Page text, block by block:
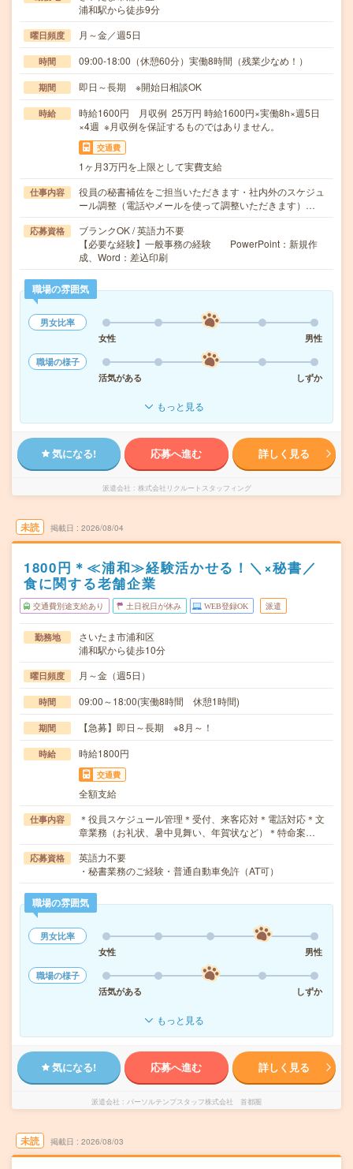
浦和駅から徒歩9分
曜日頻度 月～金／週5日
時間 09:00-18:00（休憩60分）実働8時間（残業少なめ！）
期間 即日～長期 ※開始日相談OK
時給
時給1600円 月収例 25万円 時給1600円×実働8h×週5日
×4週 ※月収例を保証するものではありません。
交通費
1ヶ月3万円を上限として実費支給
仕事内容
役員の秘書補佐をご担当いただきます・社内外のスケジュ
ール調整（電話やメールを使って調整いただきます）…
応募資格
ブランクOK / 英語力不要
【必要な経験】一般事務の経験 PowerPoint：新規作
成、Word：差込印刷
職場の雰囲気
男女比率
女性
男性
職場の様子
活気がある
しずか
もっと見る
気になる! 応募へ進む 詳しく見る
派遣会社 株式会社リクルートスタッフィング
未読 掲載日 2026/08/04
1800円＊≪浦和≫経験活かせる！＼×秘書／
食に関する老舗企業
交通費別途支給あり 土日祝日が休み WEB登録OK 派遣
勤務地
さいたま市浦和区
浦和駅から徒歩10分
曜日頻度 月～金（週5日）
時間 09:00～18:00(実働8時間 休憩1時間)
期間 【急募】即日～長期 ※8月～！
時給 時給1800円
交通費
全額支給
仕事内容
＊役員スケジュール管理＊受付、来客応対＊電話対応＊文
章業務（お礼状、暑中見舞い、年賀状など）＊特命案…
応募資格
英語力不要
・秘書業務のご経験・普通自動車免許（AT可）
職場の雰囲気
男女比率
女性
男性
職場の様子
活気がある
しずか
もっと見る
気になる! 応募へ進む 詳しく見る
派遣会社 パーソルテンプスタッフ株式会社 首都圏
未読 掲載日 2026/08/03